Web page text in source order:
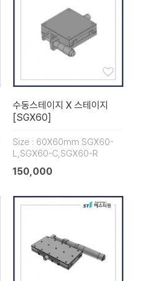
수동스테이지 X 스테이지
[SGX60]
Size : 60X60mm SGX60-
L,SGX60-C,SGX60-R
150,000